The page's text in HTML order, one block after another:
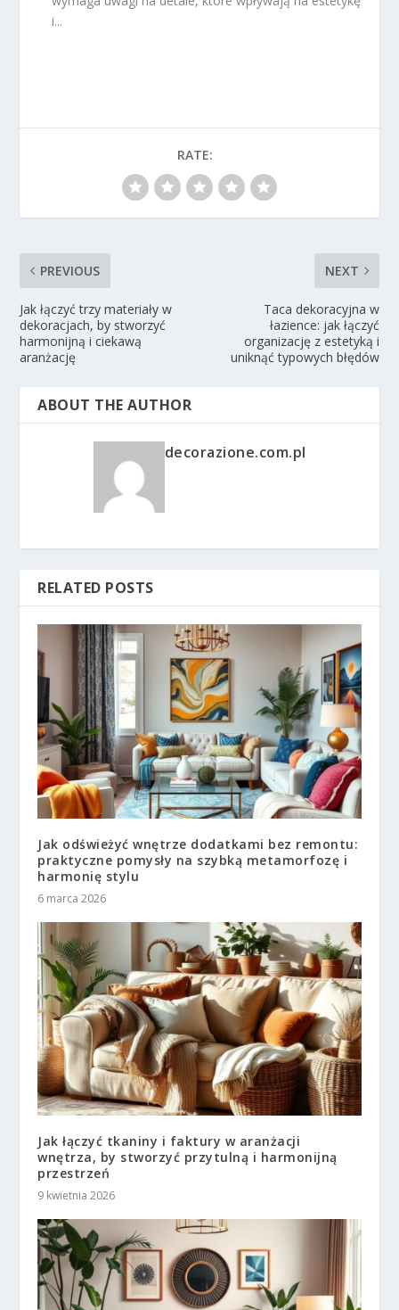
i...
RATE:
PREVIOUS
Jak łączyć trzy materiały w
dekoracjach, by stworzyć
harmonijną i ciekawą
aranżację
NEXT
Taca dekoracyjna w
łazience: jak łączyć
organizację z estetyką i
uniknąć typowych błędów
ABOUT THE AUTHOR
decorazione.com.pl
RELATED POSTS
Jak odświeżyć wnętrze dodatkami bez remontu:
praktyczne pomysły na szybką metamorfozę i
harmonię stylu
6 marca 2026
Jak łączyć tkaniny i faktury w aranżacji
wnętrza, by stworzyć przytulną i harmonijną
przestrzeń
9 kwietnia 2026